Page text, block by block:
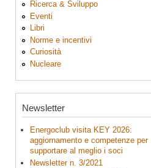
Ricerca & Sviluppo
Eventi
Libri
Norme e incentivi
Curiosità
Nucleare
Newsletter
Energoclub visita KEY 2026:
aggiornamento e competenze per
supportare al meglio i soci
Newsletter n. 3/2021